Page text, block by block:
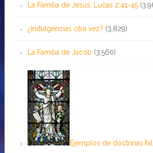
La Familia de Jesús: Lucas 2:41-45
¿Indulgencias otra vez? (3,829)
La Familia de Jacob (3,560)
Ejemplos de doctrinas